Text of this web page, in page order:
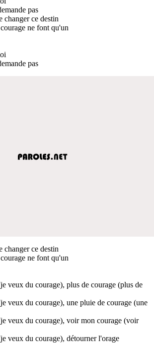
pas
changer ce destin
ne font qu'un
pas
changer ce destin
ne font qu'un
veux du courage), plus de courage (plus de
veux du courage), une pluie de courage (une
veux du courage), voir mon courage (voir
veux du courage), détourner l'orage